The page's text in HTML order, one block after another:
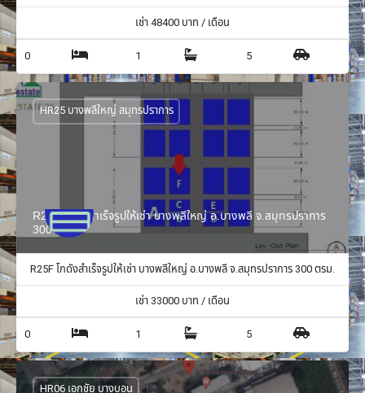
เช่า48400 บาท / เดือน
0 1 5
R25F โกดังสำเร็จรูปให้เช่า บางพลีใหญ่ อ.บางพลี จ.สมุทรปราการ
300 ตรม.
HR25 บางพลีใหญ่ สมุทรปราการ
R25F โกดังสำเร็จรูปให้เช่า บางพลีใหญ่ อ.บางพลี จ.สมุทรปราการ 300 ตรม.
เช่า 33000 บาท / เดือน
0 1 5
HR06 เอกชัย บางบอน